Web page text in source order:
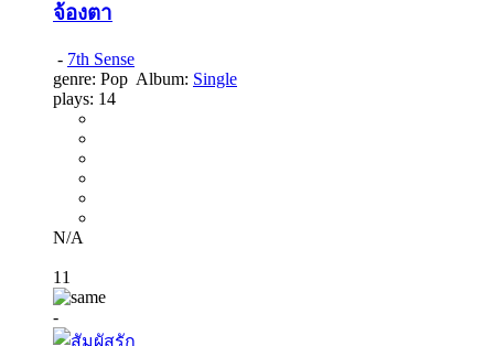
จ้องตา
- 7th Sense
genre: Pop Album: Single
plays: 14
N/A
11
-